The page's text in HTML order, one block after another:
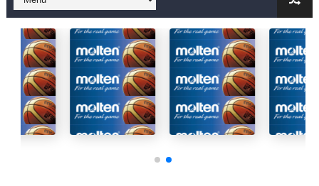
B ΕΦΗΒΩΝ F4 : Χάλκινο το Πέρα 71-56 την Δραπετσώνα στον
Στην National League 2 ο Μανδραϊκός 83-72 τον Εθνικό
Live streaming ΜΠΑΡΑΖ ΑΝΟΔΟΥ ΣΤΗΝ NL 2 : ΑΥΡΙΟ
Β΄ ΕΦΗΒΩΝ F4 : Εντυπωσιακός ο Ρέντης στον τελικό 104-77